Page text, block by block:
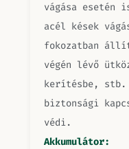
vágása esetén
acél kések
fokozatban
végén lévő
kerítésbe, stb.
biztonsági
védi.
Akkumulátor: